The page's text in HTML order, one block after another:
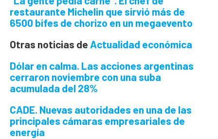
restaurante Michelin que sirvió más de
6500 bifes de chorizo en un megaevento
Otras noticias de Actualidad económica
Dólar en calma. Las acciones argentinas
cerraron noviembre con una suba
acumulada del 28%
CADE. Nuevas autoridades en una de las
principales cámaras empresariales de
energía